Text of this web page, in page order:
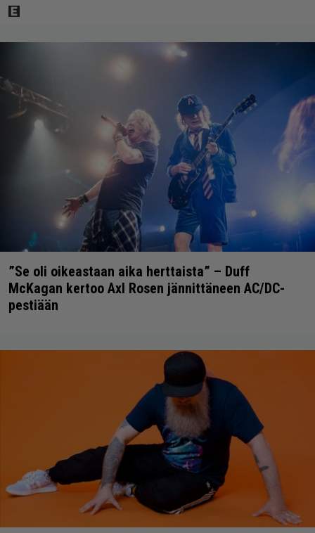
”Se oli oikeastaan aika herttaista” – Duff
McKagan kertoo Axl Rosen jännittäneen AC/DC-
pestiään